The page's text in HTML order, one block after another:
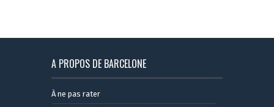
A PROPOS DE BARCELONE
À ne pas rater